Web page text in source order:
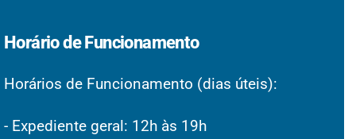
Horário de Funcionamento
Horários de Funcionamento (dias úteis):
- Expediente geral: 12h às 19h